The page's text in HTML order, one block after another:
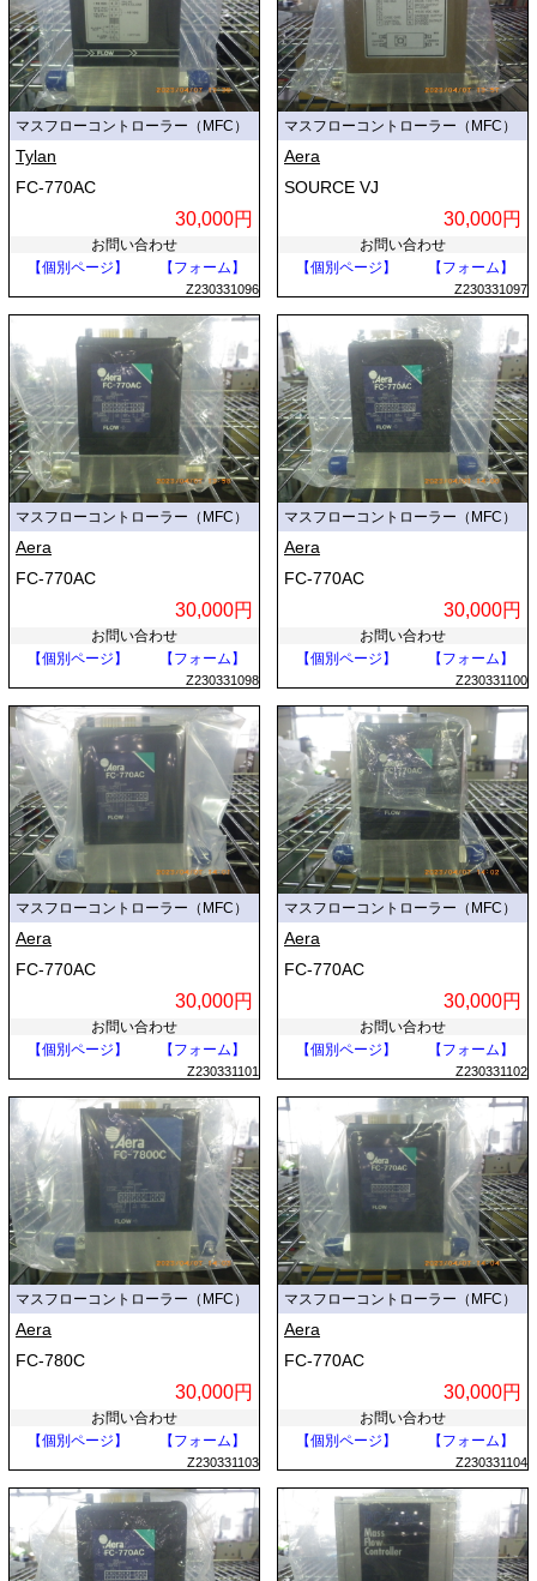
マスフローコントローラー（MFC）
Tylan
FC-770AC
30,000円
お問い合わせ
【個別ページ】
【フォーム】
Z230331096
マスフローコントローラー（MFC）
Aera
SOURCE VJ
30,000円
お問い合わせ
【個別ページ】
【フォーム】
Z230331097
マスフローコントローラー（MFC）
Aera
FC-770AC
30,000円
お問い合わせ
【個別ページ】
【フォーム】
Z230331098
マスフローコントローラー（MFC）
Aera
FC-770AC
30,000円
お問い合わせ
【個別ページ】
【フォーム】
Z230331100
マスフローコントローラー（MFC）
Aera
FC-770AC
30,000円
お問い合わせ
【個別ページ】
【フォーム】
Z230331101
マスフローコントローラー（MFC）
Aera
FC-770AC
30,000円
お問い合わせ
【個別ページ】
【フォーム】
Z230331102
マスフローコントローラー（MFC）
Aera
FC-780C
30,000円
お問い合わせ
【個別ページ】
【フォーム】
Z230331103
マスフローコントローラー（MFC）
Aera
FC-770AC
30,000円
お問い合わせ
【個別ページ】
【フォーム】
Z230331104